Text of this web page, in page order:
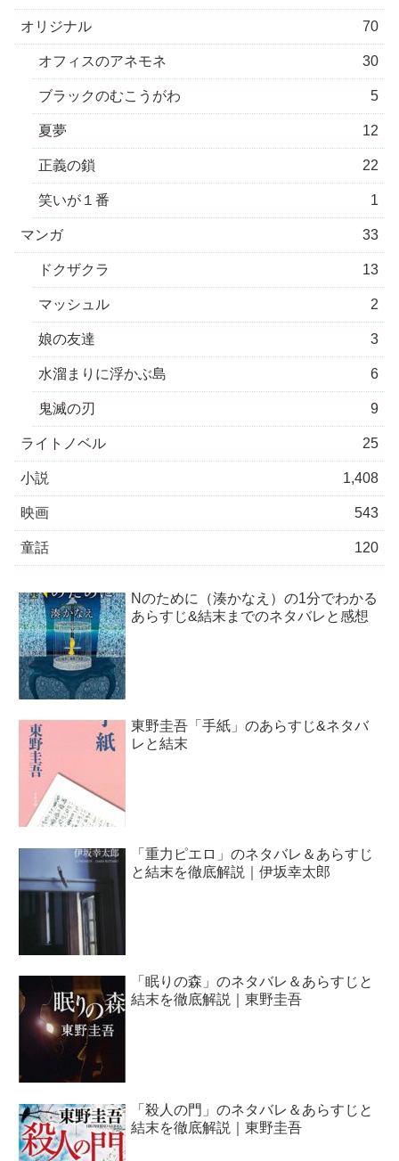
オリジナル 70
オフィスのアネモネ 30
ブラックのむこうがわ 5
夏夢 12
正義の鎖 22
笑いが１番 1
マンガ 33
ドクザクラ 13
マッシュル 2
娘の友達 3
水溜まりに浮かぶ島 6
鬼滅の刃 9
ライトノベル 25
小説 1,408
映画 543
童話 120
Nのために（湊かなえ）の1分でわかる
あらすじ&結末までのネタバレと感想
東野圭吾「手紙」のあらすじ&ネタバ
レと結末
「重力ピエロ」のネタバレ＆あらすじ
と結末を徹底解説｜伊坂幸太郎
「眠りの森」のネタバレ＆あらすじと
結末を徹底解説｜東野圭吾
「殺人の門」のネタバレ＆あらすじと
結末を徹底解説｜東野圭吾